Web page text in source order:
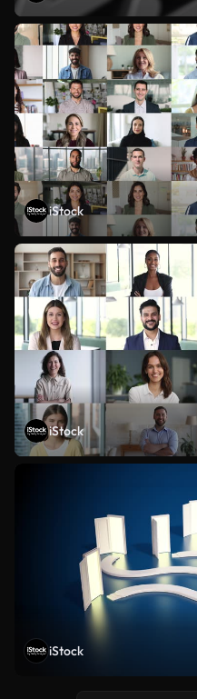
iStock
iStock
iStock